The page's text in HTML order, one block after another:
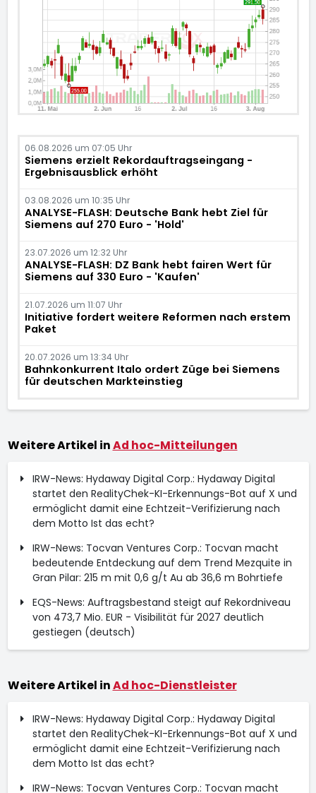
06.08.2026 um 07:05 Uhr
Siemens erzielt Rekordauftragseingang -
Ergebnisausblick erhöht
03.08.2026 um 10:35 Uhr
ANALYSE-FLASH: Deutsche Bank hebt Ziel für
Siemens auf 270 Euro - 'Hold'
23.07.2026 um 12:32 Uhr
ANALYSE-FLASH: DZ Bank hebt fairen Wert für
Siemens auf 330 Euro - 'Kaufen'
21.07.2026 um 11:07 Uhr
Initiative fordert weitere Reformen nach erstem
Paket
20.07.2026 um 13:34 Uhr
Bahnkonkurrent Italo ordert Züge bei Siemens
für deutschen Markteinstieg
Weitere Artikel inAd hoc-Mitteilungen
IRW-News: Hydaway Digital Corp.: Hydaway Digital
startet den RealityChek-KI-Erkennungs-Bot auf X und
ermöglicht damit eine Echtzeit-Verifizierung nach
dem Motto Ist das echt?
IRW-News: Tocvan Ventures Corp.: Tocvan macht
bedeutende Entdeckung auf dem Trend Mezquite in
Gran Pilar: 215 m mit 0,6 g/t Au ab 36,6 m Bohrtiefe
EQS-News: Auftragsbestand steigt auf Rekordniveau
von 473,7 Mio. EUR - Visibilität für 2027 deutlich
gestiegen (deutsch)
Weitere Artikel inAd hoc-Dienstleister
IRW-News: Hydaway Digital Corp.: Hydaway Digital
startet den RealityChek-KI-Erkennungs-Bot auf X und
ermöglicht damit eine Echtzeit-Verifizierung nach
dem Motto Ist das echt?
IRW-News: Tocvan Ventures Corp.: Tocvan macht